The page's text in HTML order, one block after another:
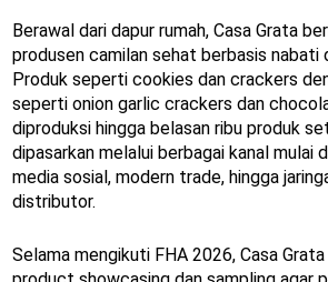
Berawal dari dapur rumah, Casa Grata
produsen camilan sehat berbasis nabati
Produk seperti cookies dan crackers
seperti onion garlic crackers dan
diproduksi hingga belasan ribu produk
dipasarkan melalui berbagai kanal mulai
media sosial, modern trade, hingga
distributor.
Selama mengikuti FHA 2026, Casa